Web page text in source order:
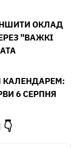
ОКЛАД
"ВАЖКІ
КАЛЕНДАРЕМ:
6 СЕРПНЯ